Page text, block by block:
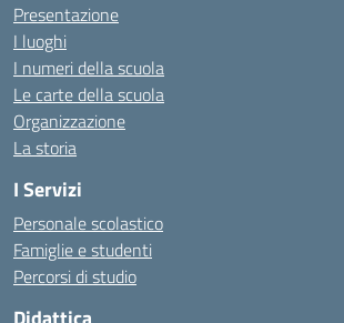
Presentazione
I luoghi
I numeri della scuola
Le carte della scuola
Organizzazione
La storia
I Servizi
Personale scolastico
Famiglie e studenti
Percorsi di studio